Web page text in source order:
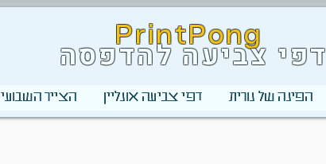
PrintPong
דפי צביעה להדפסה
הפינה של נורית דפי צביעה אונליין הצייר השבועי